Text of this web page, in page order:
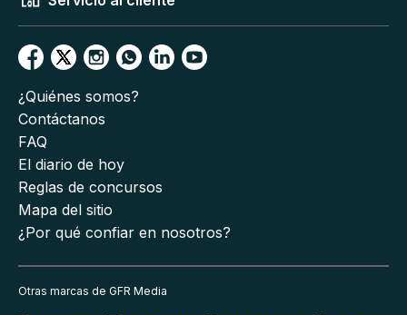
¿Quiénes somos?
Contáctanos
FAQ
El diario de hoy
Reglas de concursos
Mapa del sitio
¿Por qué confiar en nosotros?
Otras marcas de GFR Media